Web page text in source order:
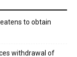
to obtain
withdrawal of